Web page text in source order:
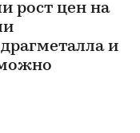
рост цен на
и